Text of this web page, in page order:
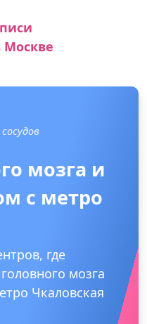
Москве
мозга и
с метро
где
мозга
Чкаловская